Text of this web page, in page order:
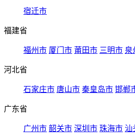
宿迁市
福建省
福州市 厦门市 莆田市 三明市 泉
河北省
石家庄市 唐山市 秦皇岛市 邯郸
广东省
广州市 韶关市 深圳市 珠海市 汕